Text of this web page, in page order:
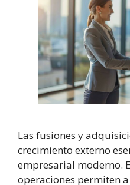
Las fusiones y
crecimiento externo
empresarial moderno.
operaciones permiten